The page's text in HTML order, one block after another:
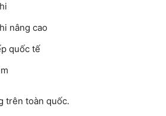
nâng cao
quốc tế
trên toàn quốc.